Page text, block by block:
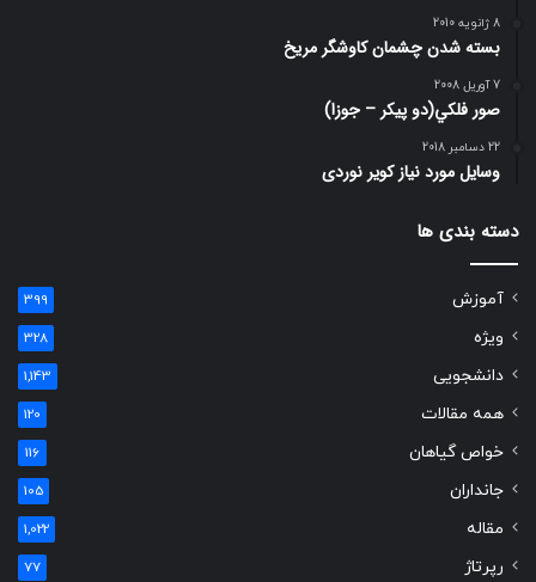
8 ژانویه 2010
بسته شدن چشمان کاوشگر مريخ
7 آوریل 2008
صور فلكي(دو پیکر – جوزا)
22 دسامبر 2018
وسایل مورد نیاز کویر نوردی
دسته بندی ها
آموزش 399
ویژه 328
دانشجویی 1,143
همه مقالات 120
خواص گیاهان 116
جانداران 105
مقاله 1,022
رپرتاژ 77